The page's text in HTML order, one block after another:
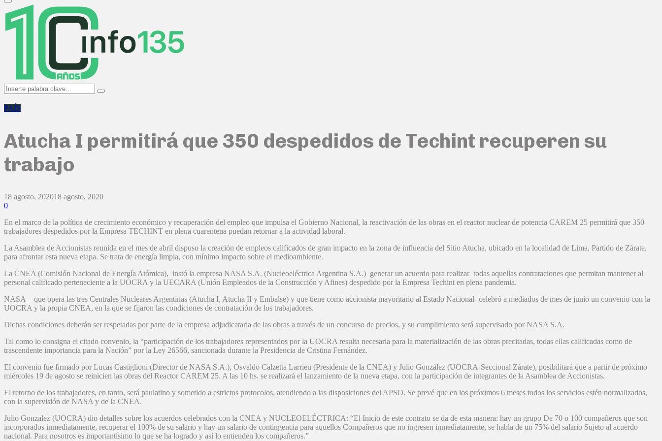
Primary
Menu
Search
for:
Search
PAÍS
Atucha I permitirá que 350 despedidos de Techint recuperen su
trabajo
18 agosto, 202018 agosto, 2020
0
En el marco de la política de crecimiento económico y recuperación del empleo que impulsa el Gobierno Nacional, la reactivación de las obras en el reactor nuclear de potencia CAREM 25 permitirá que 350
trabajadores despedidos por la Empresa TECHINT en plena cuarentena puedan retornar a la actividad laboral.
La Asamblea de Accionistas reunida en el mes de abril dispuso la creación de empleos calificados de gran impacto en la zona de influencia del Sitio Atucha, ubicado en la localidad de Lima, Partido de Zárate,
para afrontar esta nueva etapa. Se trata de energía limpia, con mínimo impacto sobre el medioambiente.
La CNEA (Comisión Nacional de Energía Atómica), instó la empresa NASA S.A. (Nucleoeléctrica Argentina S.A.) generar un acuerdo para realizar todas aquellas contrataciones que permitan mantener al
personal calificado perteneciente a la UOCRA y la UECARA (Unión Empleados de la Construcción y Afines) despedido por la Empresa Techint en plena pandemia.
NASA –que opera las tres Centrales Nucleares Argentinas (Atucha I, Atucha II y Embalse) y que tiene como accionista mayoritario al Estado Nacional- celebró a mediados de mes de junio un convenio con la
UOCRA y la propia CNEA, en la que se fijaron las condiciones de contratación de los trabajadores.
Dichas condiciones deberán ser respetadas por parte de la empresa adjudicataria de las obras a través de un concurso de precios, y su cumplimiento será supervisado por NASA S.A.
Tal como lo consigna el citado convenio, la “participación de los trabajadores representados por la UOCRA resulta necesaria para la materialización de las obras precitadas, todas ellas calificadas como de
trascendente importancia para la Nación” por la Ley 26566, sancionada durante la Presidencia de Cristina Fernández.
El convenio fue firmado por Lucas Castiglioni (Director de NASA S.A.), Osvaldo Calzetta Larrieu (Presidente de la CNEA) y Julio González (UOCRA-Seccional Zárate), posibilitará que a partir de próximo
miércoles 19 de agosto se reinicien las obras del Reactor CAREM 25. A las 10 hs. se realizará el lanzamiento de la nueva etapa, con la participación de integrantes de la Asamblea de Accionistas.
El retorno de los trabajadores, en tanto, será paulatino y sometido a estrictos protocolos, atendiendo a las disposiciones del APSO. Se prevé que en los próximos 6 meses todos los servicios estén normalizados,
con la supervisión de NASA y de la CNEA.
Julio Gonzalez (UOCRA) dio detalles sobre los acuerdos celebrados con la CNEA y NUCLEOELÉCTRICA: “El Inicio de este contrato se da de esta manera: hay un grupo De 70 o 100 compañeros que son
incorporados inmediatamente, recuperar el 100% de su salario y hay un salario de contingencia para aquellos Compañeros que no ingresen inmediatamente, se habla de un 75% del salario Sujeto al acuerdo
nacional. Para nosotros es importantísimo lo que se ha logrado y así lo entienden los compañeros.”